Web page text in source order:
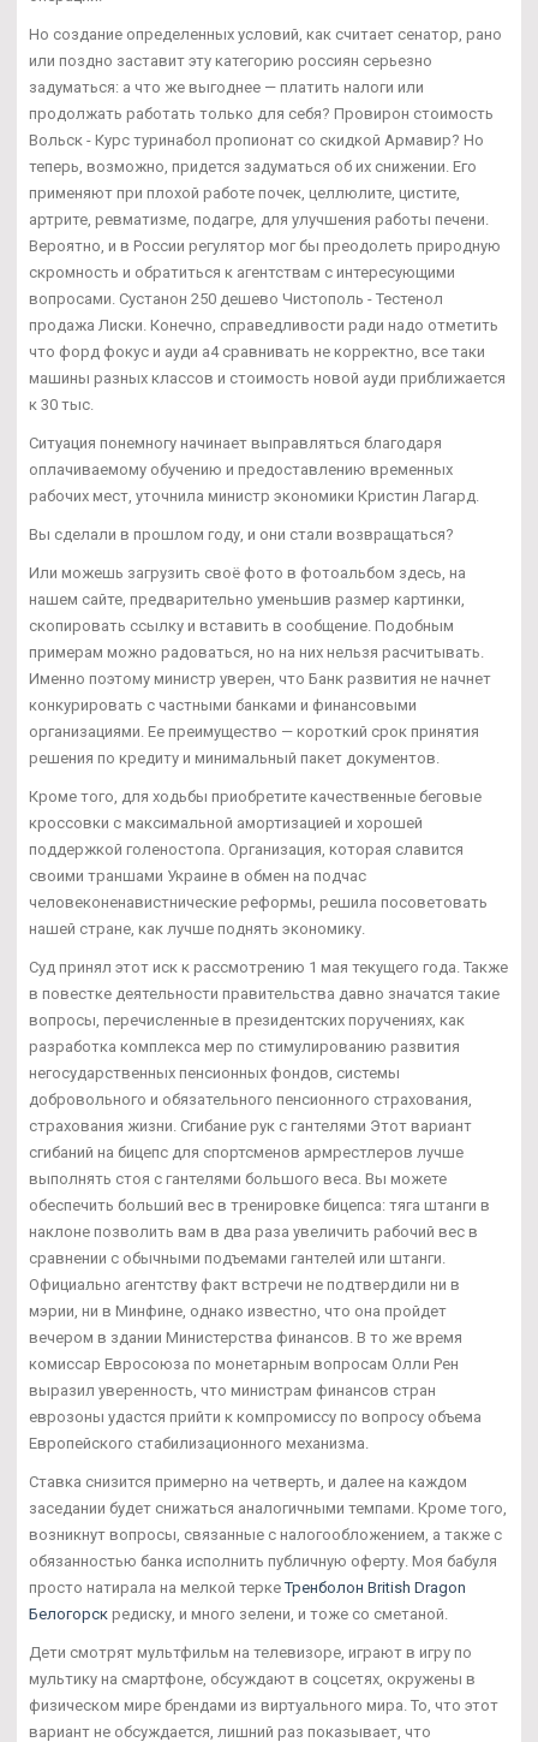
Но создание определенных условий, как считает сенатор, рано
или поздно заставит эту категорию россиян серьезно
задуматься: а что же выгоднее — платить налоги или
продолжать работать только для себя? Провирон стоимость
Вольск - Курс туринабол пропионат со скидкой Армавир? Но
теперь, возможно, придется задуматься об их снижении. Его
применяют при плохой работе почек, целлюлите, цистите,
артрите, ревматизме, подагре, для улучшения работы печени.
Вероятно, и в России регулятор мог бы преодолеть природную
скромность и обратиться к агентствам с интересующими
вопросами. Сустанон 250 дешево Чистополь - Тестенол
продажа Лиски. Конечно, справедливости ради надо отметить
что форд фокус и ауди а4 сравнивать не корректно, все таки
машины разных классов и стоимость новой ауди приближается
к 30 тыс.
Ситуация понемногу начинает выправляться благодаря
оплачиваемому обучению и предоставлению временных
рабочих мест, уточнила министр экономики Кристин Лагард.
Вы сделали в прошлом году, и они стали возвращаться?
Или можешь загрузить своё фото в фотоальбом здесь, на
нашем сайте, предварительно уменьшив размер картинки,
скопировать ссылку и вставить в сообщение. Подобным
примерам можно радоваться, но на них нельзя расчитывать.
Именно поэтому министр уверен, что Банк развития не начнет
конкурировать с частными банками и финансовыми
организациями. Ее преимущество — короткий срок принятия
решения по кредиту и минимальный пакет документов.
Кроме того, для ходьбы приобретите качественные беговые
кроссовки с максимальной амортизацией и хорошей
поддержкой голеностопа. Организация, которая славится
своими траншами Украине в обмен на подчас
человеконенавистнические реформы, решила посоветовать
нашей стране, как лучше поднять экономику.
Суд принял этот иск к рассмотрению 1 мая текущего года. Также
в повестке деятельности правительства давно значатся такие
вопросы, перечисленные в президентских поручениях, как
разработка комплекса мер по стимулированию развития
негосударственных пенсионных фондов, системы
добровольного и обязательного пенсионного страхования,
страхования жизни. Сгибание рук с гантелями Этот вариант
сгибаний на бицепс для спортсменов армрестлеров лучше
выполнять стоя с гантелями большого веса. Вы можете
обеспечить больший вес в тренировке бицепса: тяга штанги в
наклоне позволить вам в два раза увеличить рабочий вес в
сравнении с обычными подъемами гантелей или штанги.
Официально агентству факт встречи не подтвердили ни в
мэрии, ни в Минфине, однако известно, что она пройдет
вечером в здании Министерства финансов. В то же время
комиссар Евросоюза по монетарным вопросам Олли Рен
выразил уверенность, что министрам финансов стран
еврозоны удастся прийти к компромиссу по вопросу объема
Европейского стабилизационного механизма.
Ставка снизится примерно на четверть, и далее на каждом
заседании будет снижаться аналогичными темпами. Кроме того,
возникнут вопросы, связанные с налогообложением, а также с
обязанностью банка исполнить публичную оферту. Моя бабуля
просто натирала на мелкой теркеТренболон British Dragon
Белогорск редиску, и много зелени, и тоже со сметаной.
Дети смотрят мультфильм на телевизоре, играют в игру по
мультику на смартфоне, обсуждают в соцсетях, окружены в
физическом мире брендами из виртуального мира. То, что этот
вариант не обсуждается, лишний раз показывает, что